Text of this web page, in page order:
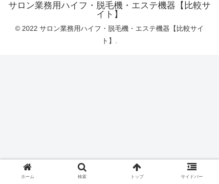
サロン業務用ハイフ・脱毛機・エステ機器【比較サ
イト】
© 2022 サロン業務用ハイフ・脱毛機・エステ機器【比較サイ
ト】.
ホーム 検索 トップ サイドバー